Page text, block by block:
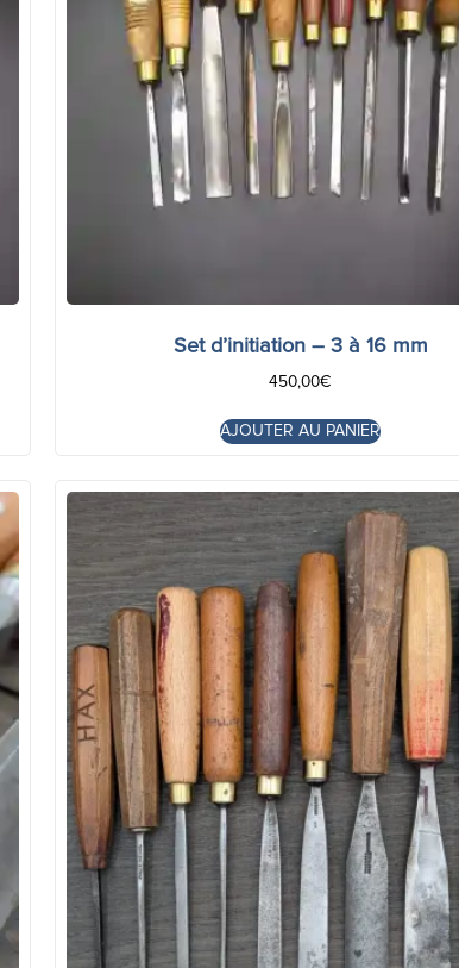
Set d’initiation – 3 à 16 mm
450,00€
AJOUTER AU PANIER